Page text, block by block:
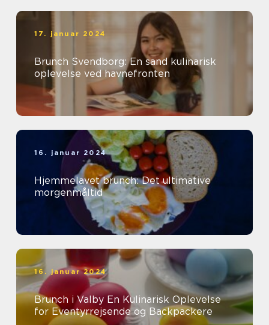
17. januar 2024
Brunch Svendborg: En sand kulinarisk
oplevelse ved havnefronten
16. januar 2024
Hjemmelavet brunch: Det ultimative
morgenmåltid
16. januar 2024
Brunch i Valby En Kulinarisk Oplevelse
for Eventyrrejsende og Backpackere